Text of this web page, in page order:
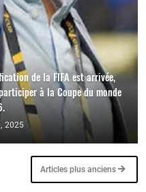
de la FIFA est arrivée,
à la Coupe du monde
2025
Articles plus anciens